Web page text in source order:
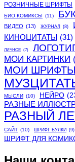
РОЗНИЧНЫЕ ШРИФТЫ
БИО.КОМИКСЫ (11)
ВИДЕО (13) ЖУРНАЛ (8)
КИНОЦИТАТЫ (31)
ЛИЧНОЕ (7)
МОИ КАРТИНКИ
МОИ ШРИФТЫ
МЫСЛИ (10) НЕЙРО
РАЗНЫЕ
РАЗНЫЙ
САЙТ (10) ШРИФТ БУЛКИ (9)
ШРИФТ ДЛЯ